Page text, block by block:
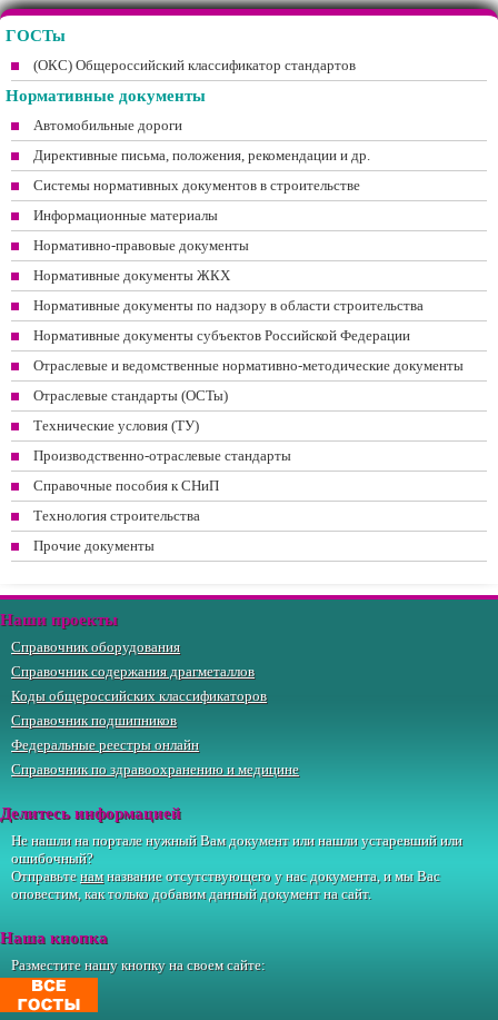
ГОСТы
(ОКС) Общероссийский классификатор стандартов
Нормативные документы
Автомобильные дороги
Директивные письма, положения, рекомендации и др.
Системы нормативных документов в строительстве
Информационные материалы
Нормативно-правовые документы
Нормативные документы ЖКХ
Нормативные документы по надзору в области строительства
Нормативные документы субъектов Российской Федерации
Отраслевые и ведомственные нормативно-методические документы
Отраслевые стандарты (ОСТы)
Технические условия (ТУ)
Производственно-отраслевые стандарты
Справочные пособия к СНиП
Технология строительства
Прочие документы
Наши проекты
Справочник оборудования
Справочник содержания драгметаллов
Коды общероссийских классификаторов
Справочник подшипников
Федеральные реестры онлайн
Справочник по здравоохранению и медицине
Делитесь информацией
Не нашли на портале нужный Вам документ или нашли устаревший или
ошибочный?
Отправьтенамназвание отсутствующего у нас документа, и мы Вас
оповестим, как только добавим данный документ на сайт.
Наша кнопка
Разместите нашу кнопку на своем сайте: